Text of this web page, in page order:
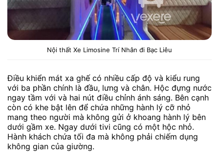
Nội thất Xe Limosine Trí Nhân đi Bạc Liêu
Điều khiển mát xa ghế có nhiều cấp độ và kiểu rung
với ba phần chính là đầu, lưng và chân. Hộc đựng nước
ngay tầm với và hai nút điều chỉnh ánh sáng. Bên cạnh
còn có khe bật lên để chứa những hành lý cỡ nhỏ
mang theo người mà không gửi ở khoang hành lý bên
dưới gầm xe. Ngay dưới tivi cũng có một hộc nhỏ.
Hành khách chứa tối đa mà không phải chiếm dụng
không gian của giường.